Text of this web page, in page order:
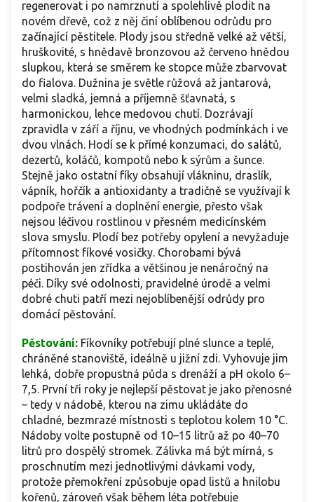
regenerovat i po namrznutí a spolehlivě plodit na
novém dřevě, což z něj činí oblíbenou odrůdu pro
začínající pěstitele. Plody jsou středně velké až větší,
hruškovité, s hnědavě bronzovou až červeno hnědou
slupkou, která se směrem ke stopce může zbarvovat
do fialova. Dužnina je světle růžová až jantarová,
velmi sladká, jemná a příjemně šťavnatá, s
harmonickou, lehce medovou chutí. Dozrávají
zpravidla v září a říjnu, ve vhodných podmínkách i ve
dvou vlnách. Hodí se k přímé konzumaci, do salátů,
dezertů, koláčů, kompotů nebo k sýrům a šunce.
Stejně jako ostatní fíky obsahují vlákninu, draslík,
vápník, hořčík a antioxidanty a tradičně se využívají k
podpoře trávení a doplnění energie, přesto však
nejsou léčivou rostlinou v přesném medicínském
slova smyslu. Plodí bez potřeby opylení a nevyžaduje
přítomnost fíkové vosičky. Chorobami bývá
postihován jen zřídka a většinou je nenáročný na
péči. Díky své odolnosti, pravidelné úrodě a velmi
dobré chuti patří mezi nejoblíbenější odrůdy pro
domácí pěstování.
Pěstování: Fíkovníky potřebují plné slunce a teplé,
chráněné stanoviště, ideálně u jižní zdi. Vyhovuje jim
lehká, dobře propustná půda s drenáží a pH okolo 6–
7,5. První tři roky je nejlepší pěstovat je jako přenosné
– tedy v nádobě, kterou na zimu ukládáte do
chladné, bezmrazé místnosti s teplotou kolem 10 °C.
Nádoby volte postupně od 10–15 litrů až po 40–70
litrů pro dospělý stromek. Zálivka má být mírná, s
proschnutím mezi jednotlivými dávkami vody,
protože přemokření způsobuje opad listů a hnilobu
kořenů, zároveň však během léta potřebuje